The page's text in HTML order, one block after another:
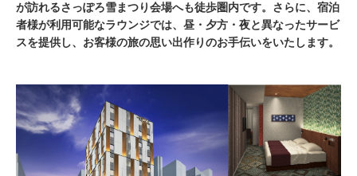
が訪れるさっぽろ雪まつり会場へも徒歩圏内です。さらに、宿泊
者様が利用可能なラウンジでは、昼・夕方・夜と異なったサービ
スを提供し、お客様の旅の思い出作りのお手伝いをいたします。